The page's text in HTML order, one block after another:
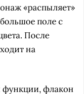
«распыляет»
поле с
После
на
функции, флакон